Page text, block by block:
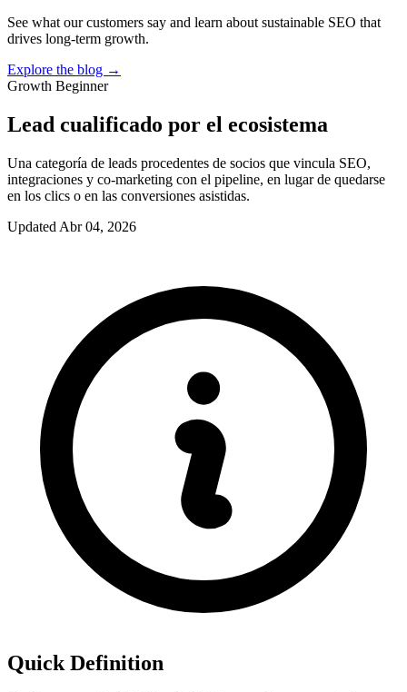
See what our customers say and learn about sustainable SEO that
drives long-term growth.
Explore the blog →
Growth Beginner
Lead cualificado por el ecosistema
Una categoría de leads procedentes de socios que vincula SEO,
integraciones y co‑marketing con el pipeline, en lugar de quedarse
en los clics o en las conversiones asistidas.
Updated Abr 04, 2026
Quick Definition